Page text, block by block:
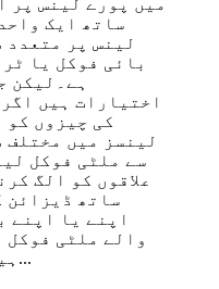
میں پورے لینس پر
ساتھ ایک
لینس پر متعدد
بائی فوکل یا
ہے۔لیکن
اختیارات ہیں
کی چیزوں کو
لینسز میں مختلف
سے ملٹی فوکل
علاقوں کو الگ
ساتھ ڈیزائن
اپنے یا اپنے
والے ملٹی فوکل
ہیں تو ایک ترقی پسند...